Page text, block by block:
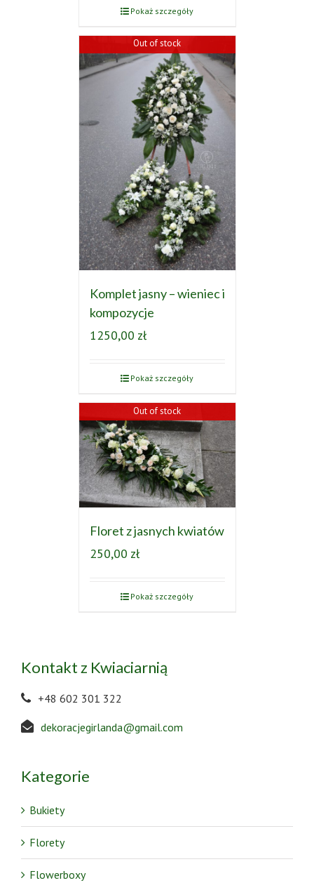
Pokaż szczegóły
Out of stock
Komplet jasny – wieniec i
kompozycje
1250,00 zł
Pokaż szczegóły
Out of stock
Floret z jasnych kwiatów
250,00 zł
Pokaż szczegóły
Kontakt z Kwiaciarnią
+48 602 301 322
dekoracjegirlanda@gmail.com
Kategorie
Bukiety
Florety
Flowerboxy